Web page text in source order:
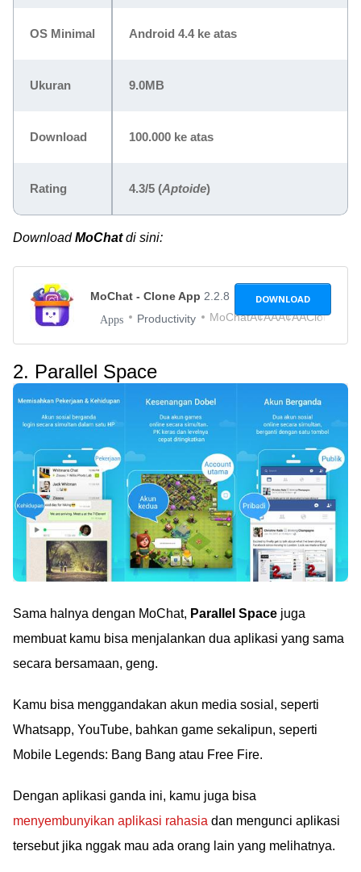
OS Minimal Android 4.4 ke atas
Ukuran 9.0MB
Download 100.000 ke atas
Rating 4.3/5 (Aptoide)
DownloadMoChatdi sini:
MoChat - Clone App 2.2.8
Apps Productivity MoChatÃ¢ÂÂÃ¢ÂÂClone App
DOWNLOAD
2. Parallel Space
Sama halnya dengan MoChat, Parallel Space juga
membuat kamu bisa menjalankan dua aplikasi yang sama
secara bersamaan, geng.
Kamu bisa menggandakan akun media sosial, seperti
Whatsapp, YouTube, bahkan game sekalipun, seperti
Mobile Legends: Bang Bang atau Free Fire.
Dengan aplikasi ganda ini, kamu juga bisa
menyembunyikan aplikasi rahasia dan mengunci aplikasi
tersebut jika nggak mau ada orang lain yang melihatnya.